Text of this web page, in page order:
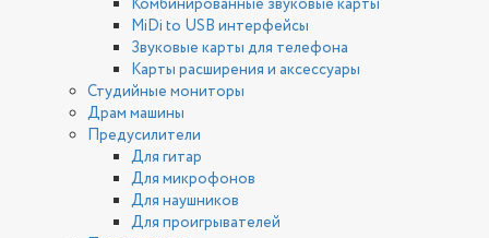
Комбинированные звуковые карты
MiDi to USB интерфейсы
Звуковые карты для телефона
Карты расширения и аксессуары
Студийные мониторы
Драм машины
Предусилители
Для гитар
Для микрофонов
Для наушников
Для проигрывателей